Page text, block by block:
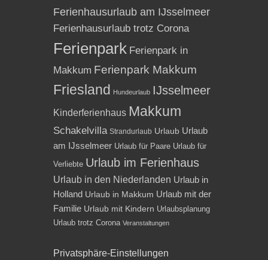
Ferienhausurlaub am IJsselmeer
Ferienhausurlaub trotz Corona
Ferienpark Ferienpark in
Makkum Ferienpark Makkum
Friesland Hundeurlaub IJsselmeer
Kinderferienhaus Makkum
Schakelvilla Strandurlaub Urlaub Urlaub
am IJsselmeer Urlaub für Paare Urlaub für
Verliebte Urlaub im Ferienhaus
Urlaub in den Niederlanden Urlaub in
Holland Urlaub in Makkum Urlaub mit der
Familie Urlaub mit Kindern Urlaubsplanung
Urlaub trotz Corona Veranstaltungen
Privatsphäre-Einstellungen